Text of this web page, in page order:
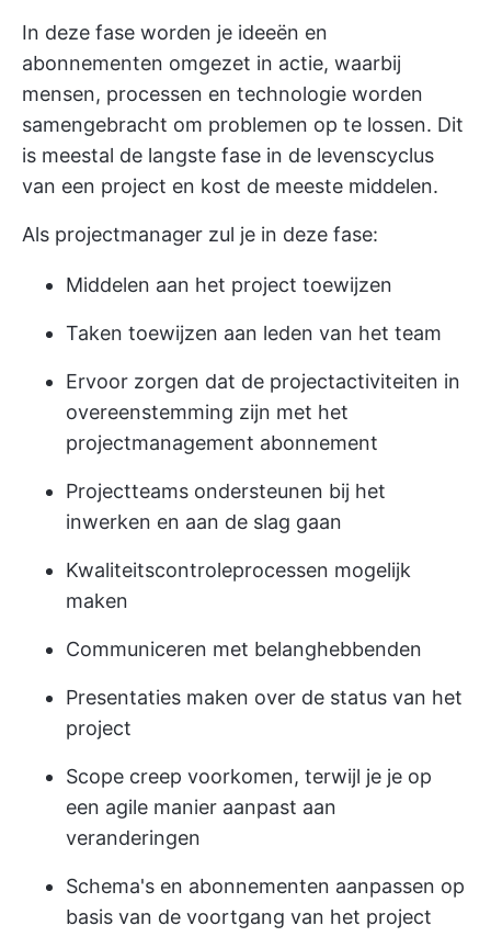
In deze fase worden je ideeën en
abonnementen omgezet in actie, waarbij
mensen, processen en technologie worden
samengebracht om problemen op te lossen. Dit
is meestal de langste fase in de levenscyclus
van een project en kost de meeste middelen.
Als projectmanager zul je in deze fase:
Middelen aan het project toewijzen
Taken toewijzen aan leden van het team
Ervoor zorgen dat de projectactiviteiten in
overeenstemming zijn met het
projectmanagement abonnement
Projectteams ondersteunen bij het
inwerken en aan de slag gaan
Kwaliteitscontroleprocessen mogelijk
maken
Communiceren met belanghebbenden
Presentaties maken over de status van het
project
Scope creep voorkomen, terwijl je je op
een agile manier aanpast aan
veranderingen
Schema's en abonnementen aanpassen op
basis van de voortgang van het project